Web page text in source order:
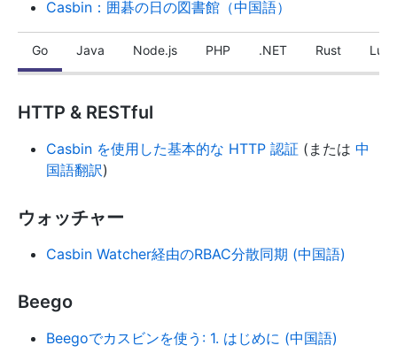
Casbin：囲碁の日の図書館（中国語）
Go Java Node.js PHP .NET Rust Lua
HTTP & RESTful
Casbin を使用した基本的な HTTP 認証 (または 中
国語翻訳)
ウォッチャー
Casbin Watcher経由のRBAC分散同期 (中国語)
Beego
Beegoでカスビンを使う: 1. はじめに (中国語)